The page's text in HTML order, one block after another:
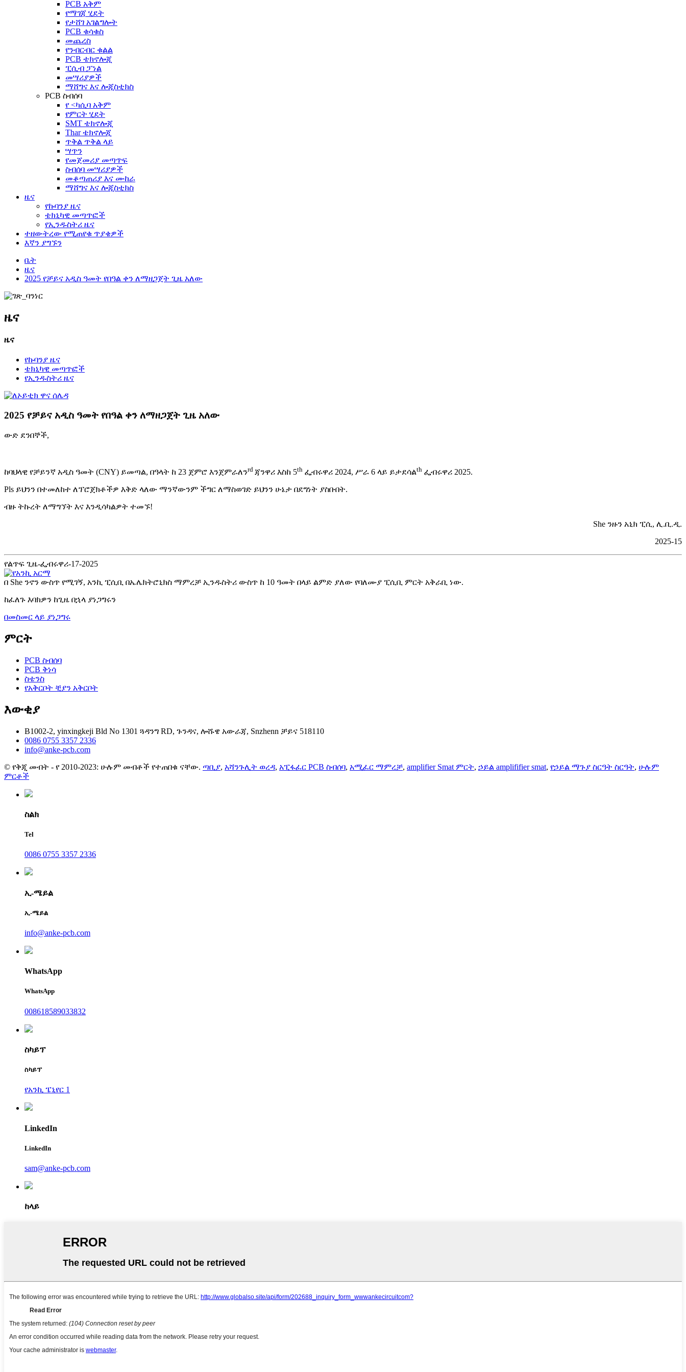
PCB አቅም
የማገጃ ሂደት
የታሸገ አገልግሎት
PCB ቁሳቁስ
መጨረስ
የንብርብር ቁልል
PCB ቴክኖሎጂ
ፒሲብ ፓነል
መሣሪያዎች
ማሸግና እና ሎጂስቲክስ
PCB ስብሰባ
የ <ካሲባ አቅም
የምርት ሂደት
SMT ቴክኖሎጂ
Thar ቴክኖሎጂ
ጥቅል ጥቅል ላይ
ሣጥን
የመጀመሪያ መጣጥፍ
ስብሰባ መሣሪያዎች
መቆጣጠሪያ እና ሙከራ
ማሸግና እና ሎጂስቲክስ
ዜና
የኩባንያ ዜና
ቴክኒካዊ መጣጥፎች
የኢንዱስትሪ ዜና
ተዘውትረው የሚጠየቁ ጥያቄዎች
እኛን ያግኙን
ቤት
ዜና
2025 የቻይና አዲስ ዓመት የበዓል ቀን ለማዘጋጀት ጊዜ አለው
ዜና
ዜና
የኩባንያ ዜና
ቴክኒካዊ መጣጥፎች
የኢንዱስትሪ ዜና
2025 የቻይና አዲስ ዓመት የበዓል ቀን ለማዘጋጀት ጊዜ አለው
ውድ ደንበኞች,
ከባህላዊ የቻይንኛ አዲስ ዓመት (CNY) ይመጣል, በዓላት ከ 23 ጀምሮ እንጀምራለንrd ጃንዋሪ እስከ 5th ፌብሩዋሪ 2024, ሥራ 6 ላይ ይታደሳልth ፌብሩዋሪ 2025.
Pls ይህንን በተመለከተ ለፕሮጀክቶችዎ እቅድ ላለው ማንኛውንም ችግር ለማስወገድ ይህንን ሁኔታ በደግነት ያስቡበት.
ብዙ ትኩረት ለማግኘት እና እንዲሳካልዎት ተመኙ!
She ንዙን አኒክ ፒሲ, ሊ.ቢ.ዲ.
2025-15
የልጥፍ ጊዜ-ፌብሩዋሪ-17-2025
በ She ንኖን ውስጥ የሚገኝ, አንኪ ፒሲቢ በኤሌክትሮኒክስ ማምረቻ ኢንዱስትሪ ውስጥ ከ 10 ዓመት በላይ ልምድ ያለው የባለሙያ ፒሲቢ ምርት አቅራቢ ነው.
ከፈለጉ እባክዎን ከጊዜ በኋላ ያነጋግሩን
በመስመር ላይ ያነጋግሩ
ምርት
PCB ስብሰባ
PCB ቅነሳ
ስቴንስ
የአቅርቦት ቺያን አቅርቦት
እውቂያ
B1002-2, yinxingkeji Bld No 1301 ጓዳንግ RD, ጉንዳና, ሎሹዌ አውራጃ, Snzhenn ቻይና 518110
0086 0755 3357 2336
info@anke-pcb.com
© የቅጂ መብት - የ 2010-2023: ሁሉም መብቶች የተጠበቁ ናቸው. ጣቢያ, አሻንጉሊት ወረዳ, አፒፋፈር PCB ስብሰባ, አሚፈር ማምረቻ, amplifier Smat ምርት, ኃይል amplififier smat, የኃይል ማጉያ ስርዓት ስርዓት, ሁሉም
ምርቶች
ስልክ
Tel
0086 0755 3357 2336
ኢ-ሜይል
ኢ-ሜይል
info@anke-pcb.com
WhatsApp
WhatsApp
008618589033832
ስካይፕ
ስካይፕ
የአንኪ ፔኒየር 1
LinkedIn
LinkedIn
sam@anke-pcb.com
ከላይ